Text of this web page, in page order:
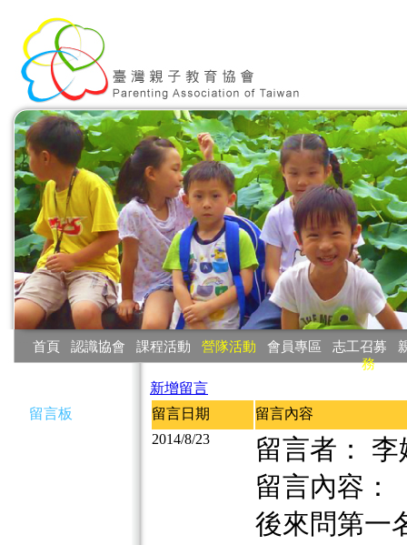
首頁 認識協會 課程活動 營隊活動 會員專區 志工召募
務
留言板
新增留言
留言日期
留言內容
2014/8/23
留言者： 李
留言內容：
後來問第一